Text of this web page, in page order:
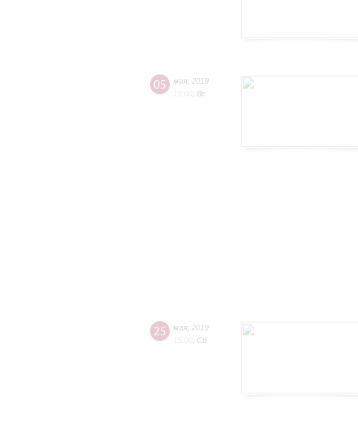
05 мая 2019
15:00 Вс
25 мая 2019
15:00 Сб